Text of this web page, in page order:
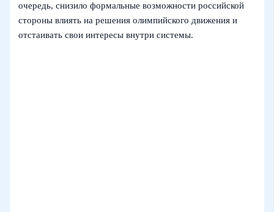
очередь, снизило формальные возможности российской
стороны влиять на решения олимпийского движения и
отстаивать свои интересы внутри системы.